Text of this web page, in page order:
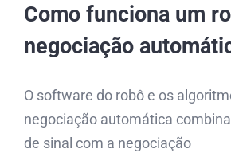
Como funciona um
negociação
O software do robô e os
negociação automática
de sinal com a negociação